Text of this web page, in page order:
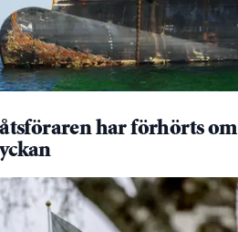
har förhörts om